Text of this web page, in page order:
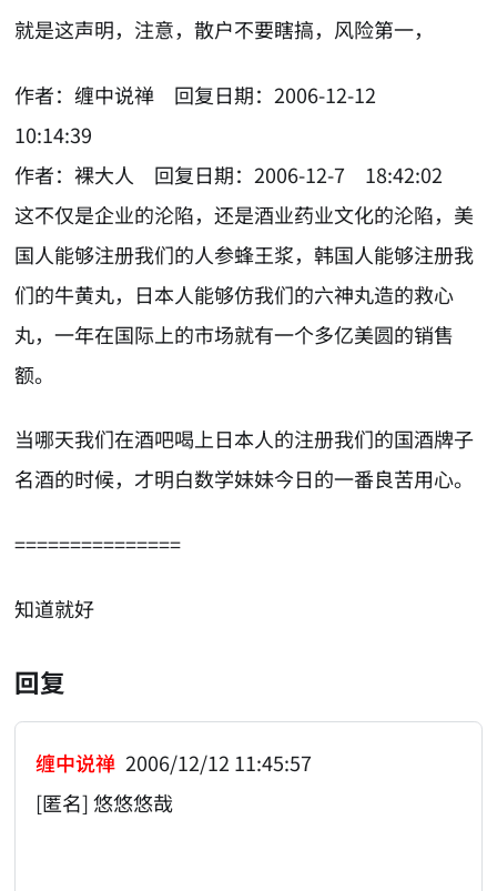
就是这声明，注意，散户不要瞎搞，风险第一，
作者：缠中说禅 回复日期：2006-12-12
10:14:39
作者：裸大人 回复日期：2006-12-7 18:42:02
这不仅是企业的沦陷，还是酒业药业文化的沦陷，美
国人能够注册我们的人参蜂王浆，韩国人能够注册我
们的牛黄丸，日本人能够仿我们的六神丸造的救心
丸，一年在国际上的市场就有一个多亿美圆的销售
额。
当哪天我们在酒吧喝上日本人的注册我们的国酒牌子
名酒的时候，才明白数学妹妹今日的一番良苦用心。
===============
知道就好
回复
缠中说禅 2006/12/12 11:45:57
[匿名] 悠悠悠哉